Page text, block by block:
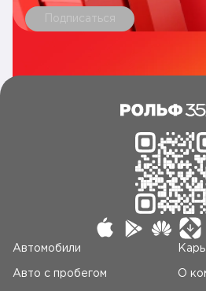
Подписаться
Автомобили
Авто c пробегом О